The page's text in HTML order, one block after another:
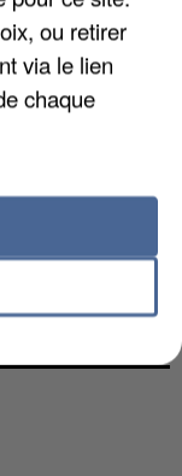
PAR UNE
ou retirer
via le lien
chaque